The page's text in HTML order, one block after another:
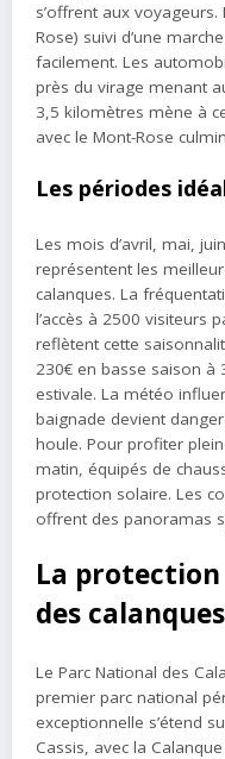
s’offrent aux
Rose) suivi d’une
facilement. Les
près du virage menant
3,5 kilomètres mène à
avec le Mont-Rose
Les périodes
Les mois d’avril, mai,
représentent les
calanques. La
l’accès à 2500 visiteurs
reflètent cette
230€ en basse saison à
estivale. La météo
baignade devient
houle. Pour profiter
matin, équipés de
protection solaire. Les
offrent des panoramas
La
des calanques
Le Parc National des
premier parc national
exceptionnelle s’étend
Cassis, avec la